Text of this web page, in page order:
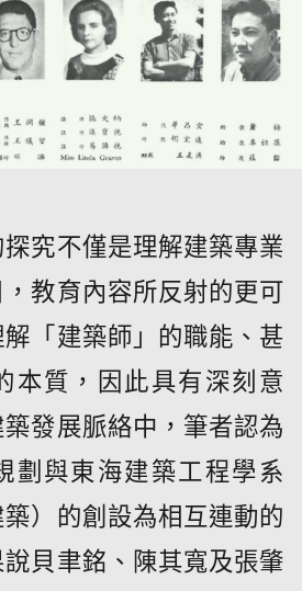
探究不僅是理解建築專業
教育內容所反射的更可
「建築師」的職能、甚
本質，因此具有深刻意
發展脈絡中，筆者認為
劃與東海建築工程學系
築）的創設為相互連動的
貝聿銘、陳其寬及張肇